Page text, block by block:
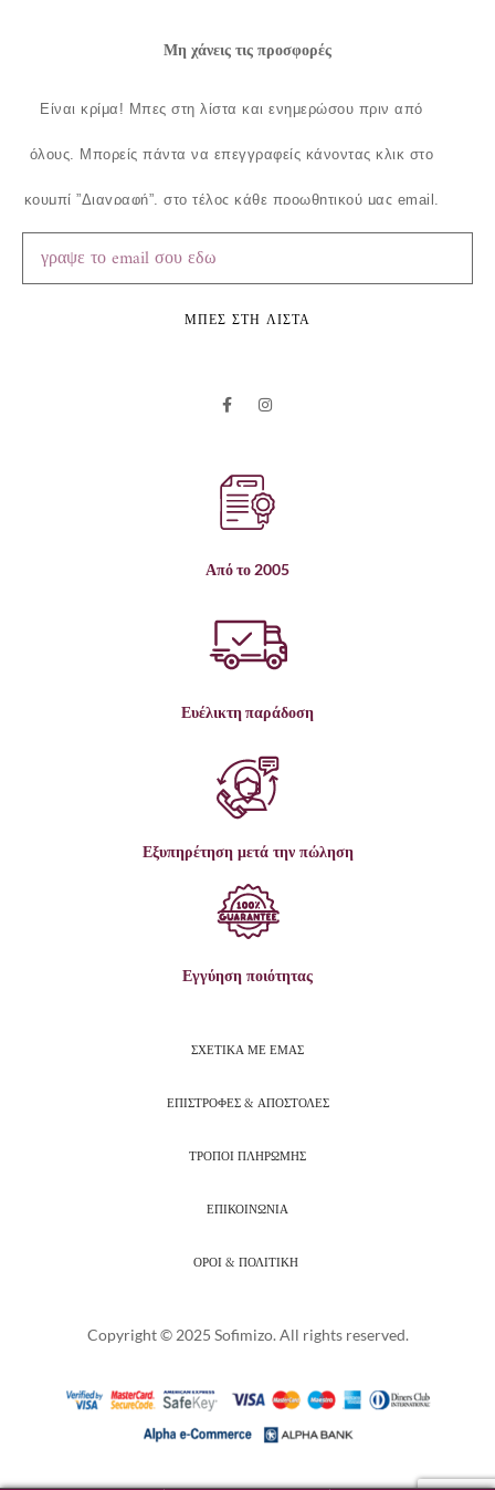
Μη χάνεις τις προσφορές
Είναι κρίμα! Μπες στη λίστα και ενημερώσου πριν από
όλους. Μπορείς πάντα να επεγγραφείς κάνοντας κλικ στο
κουμπί ”Διαγραφή”, στο τέλος κάθε προωθητικού μας email.
ΜΠΕΣ ΣΤΗ ΛΙΣΤΑ
Από το 2005
Ευέλικτη παράδοση
Εξυπηρέτηση μετά την πώληση
Εγγύηση ποιότητας
ΣΧΕΤΙΚΑ ΜΕ ΕΜΑΣ
ΕΠΙΣΤΡΟΦΕΣ & ΑΠΟΣΤΟΛΕΣ
ΤΡΟΠΟΙ ΠΛΗΡΩΜΗΣ
ΕΠΙΚΟΙΝΩΝΙΑ
ΟΡΟΙ & ΠΟΛΙΤΙΚΗ
Copyright © 2025 Sofimizo. All rights reserved.